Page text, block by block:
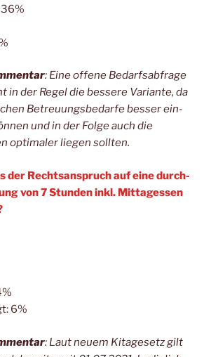
: Eine offe­ne Bedarfs­ab­fra­ge
in der Regel die bes­se­re Vari­an­te, da
Betreu­ungs­be­dar­fe bes­ser ein­
und in der Fol­ge auch die
opti­ma­ler lie­gen sollten.
der Rechts­an­spruch auf eine durch­
von 7 Stun­den inkl. Mit­tag­essen
6%
: Laut neu­em Kita­ge­setz gilt